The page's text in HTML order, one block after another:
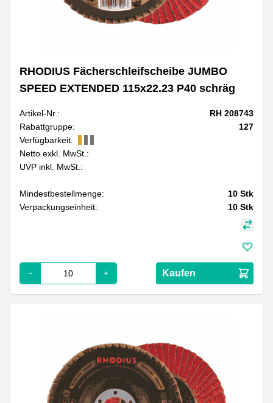
RHODIUS Fächerschleifscheibe JUMBO
SPEED EXTENDED 115x22.23 P40 schräg
Artikel-Nr.:
RH 208743
Rabattgruppe:
127
Verfügbarkeit:
Netto exkl. MwSt.:
UVP inkl. MwSt.:
Mindestbestellmenge: 10 Stk
Verpackungseinheit:
10 Stk
Kaufen